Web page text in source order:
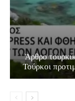
Άρθρο
Τούρκοι